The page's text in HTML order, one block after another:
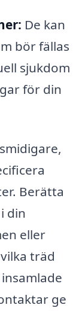
De kan
bör fällas
sjukdom
för din
Berätta
din
eller
träd
ge